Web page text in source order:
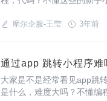
摩尔企服-王莹 3年前
通过app 跳转小程序难
大家是不是经常看见app跳
是什么，难度大吗？不懂编